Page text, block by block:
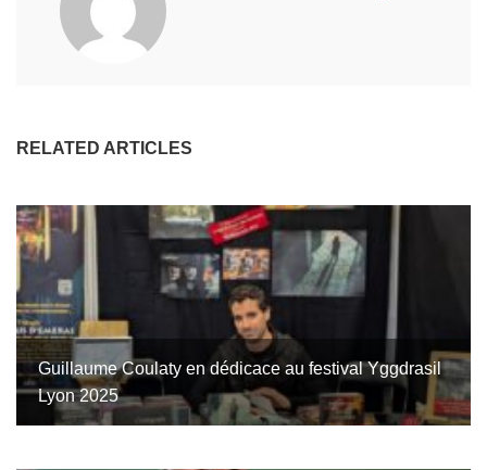
RELATED ARTICLES
Guillaume Coulaty en dédicace au festival Yggdrasil
Lyon 2025